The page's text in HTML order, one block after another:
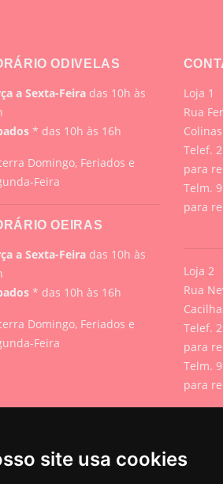
site usa cookies
ODIVELAS
a Sexta-Feira das 10h às
* das 10h às 16h
Domingo, Feriados e
Feira
OEIRAS
a Sexta-Feira das 10h às
* das 10h às 16h
Domingo, Feriados e
Feira
Loja 1
Rua
Telef.
para
Telm.
para
Loja 2
Rua
Telef.
para
Telm.
para